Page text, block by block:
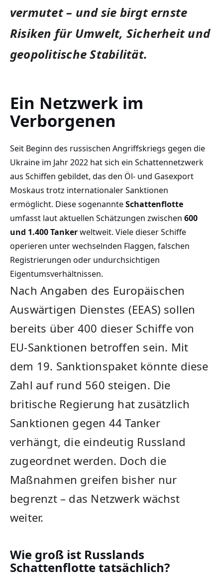
vermutet – und sie birgt ernste
Risiken für Umwelt, Sicherheit und
geopolitische Stabilität.
Ein Netzwerk im
Verborgenen
Seit Beginn des russischen Angriffskriegs gegen die
Ukraine im Jahr 2022 hat sich ein Schattennetzwerk
aus Schiffen gebildet, das den Öl- und Gasexport
Moskaus trotz internationaler Sanktionen
ermöglicht. Diese sogenannteSchattenflotte
umfasst laut aktuellen Schätzungen zwischen 600
und 1.400 Tankerweltweit. Viele dieser Schiffe
operieren unter wechselnden Flaggen, falschen
Registrierungen oder undurchsichtigen
Eigentumsverhältnissen.
Nach Angaben des Europäischen
Auswärtigen Dienstes (EEAS) sollen
bereits über 400 dieser Schiffe von
EU-Sanktionen betroffen sein. Mit
dem 19. Sanktionspaket könnte diese
Zahl auf rund 560 steigen. Die
britische Regierung hat zusätzlich
Sanktionen gegen 44 Tanker
verhängt, die eindeutig Russland
zugeordnet werden. Doch die
Maßnahmen greifen bisher nur
begrenzt – das Netzwerk wächst
weiter.
Wie groß ist Russlands
Schattenflotte tatsächlich?